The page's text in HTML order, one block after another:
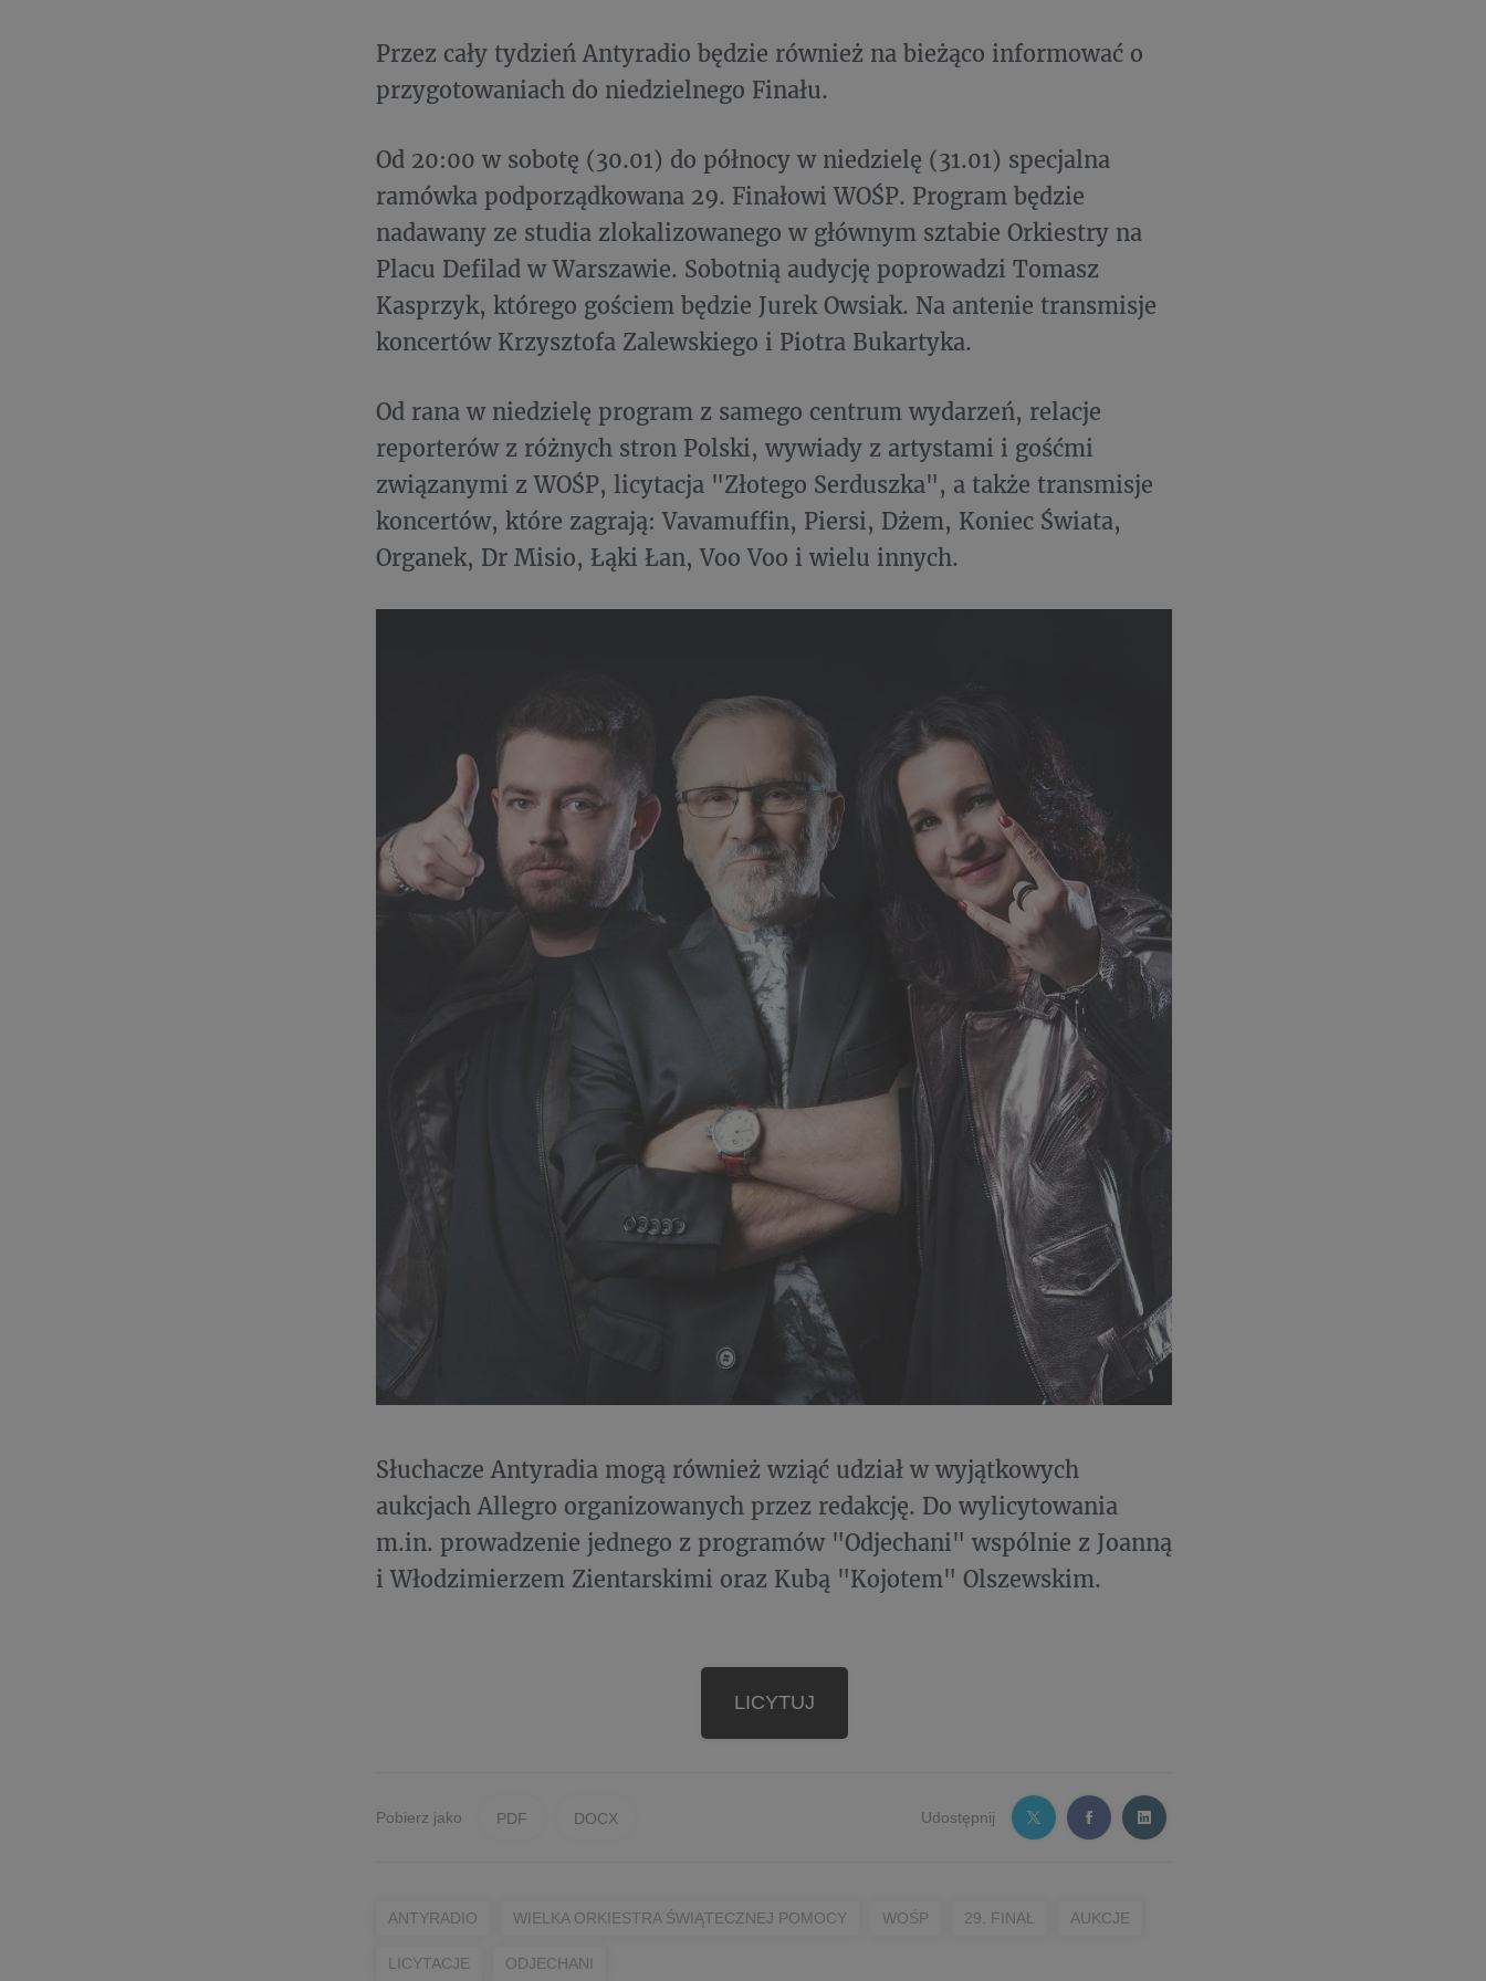
Przez cały tydzień Antyradio będzie również na bieżąco informować o
przygotowaniach do niedzielnego Finału.
Od 20:00 w sobotę (30.01) do północy w niedzielę (31.01) specjalna
ramówka podporządkowana 29. Finałowi WOŚP. Program będzie
nadawany ze studia zlokalizowanego w głównym sztabie Orkiestry na
Placu Defilad w Warszawie. Sobotnią audycję poprowadzi Tomasz
Kasprzyk, którego gościem będzie Jurek Owsiak. Na antenie transmisje
koncertów Krzysztofa Zalewskiego i Piotra Bukartyka.
Od rana w niedzielę program z samego centrum wydarzeń, relacje
reporterów z różnych stron Polski, wywiady z artystami i gośćmi
związanymi z WOŚP, licytacja "Złotego Serduszka", a także transmisje
koncertów, które zagrają: Vavamuffin, Piersi, Dżem, Koniec Świata,
Organek, Dr Misio, Łąki Łan, Voo Voo i wielu innych.
Słuchacze Antyradia mogą również wziąć udział w wyjątkowych
aukcjach Allegro organizowanych przez redakcję. Do wylicytowania
m.in. prowadzenie jednego z programów "Odjechani" wspólnie z Joanną
i Włodzimierzem Zientarskimi oraz Kubą "Kojotem" Olszewskim.
LICYTUJ
Pobierz jako PDF DOCX Udostępnij
ANTYRADIO WIELKA ORKIESTRA ŚWIĄTECZNEJ POMOCY WOŚP 29. FINAŁ AUKCJE
LICYTACJE ODJECHANI